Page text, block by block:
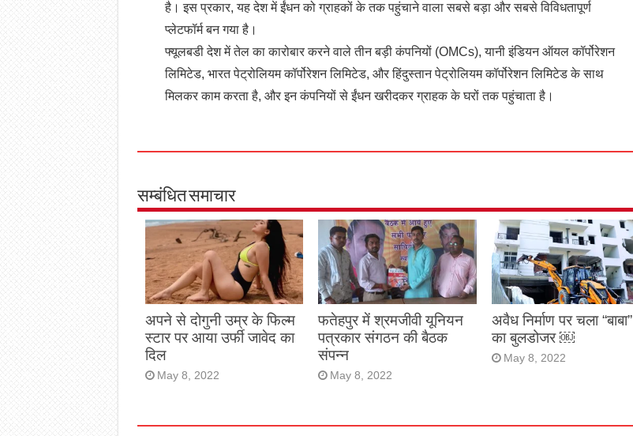
है। इस प्रकार, यह देश में ईंधन को ग्राहकों के तक पहुंचाने वाला सबसे बड़ा और सबसे विविधतापूर्ण
प्लेटफॉर्म बन गया है।
फ्यूलबडी देश में तेल का कारोबार करने वाले तीन बड़ी कंपनियों (OMCs), यानी इंडियन ऑयल कॉर्पोरेशन
लिमिटेड, भारत पेट्रोलियम कॉर्पोरेशन लिमिटेड, और हिंदुस्तान पेट्रोलियम कॉर्पोरेशन लिमिटेड के साथ
मिलकर काम करता है, और इन कंपनियों से ईंधन खरीदकर ग्राहक के घरों तक पहुंचाता है।
सम्बंधित समाचार
अपने से दोगुनी उम्र के फिल्म
स्टार पर आया उर्फी जावेद का
दिल
May 8, 2022
फतेहपुर में श्रमजीवी यूनियन
पत्रकार संगठन की बैठक
संपन्न
May 8, 2022
अवैध निर्माण पर चला “बाबा”
का बुलडोजर ￼
May 8, 2022